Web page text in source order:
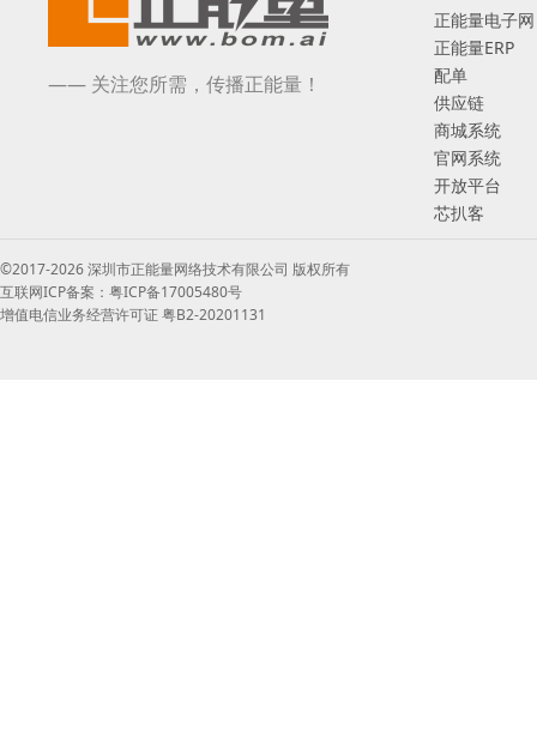
—— 关注您所需，传播正能量！
正能量电子网
正能量ERP
配单
供应链
商城系统
官网系统
开放平台
芯扒客
©2017-2026 深圳市正能量网络技术有限公司 版权所有
互联网ICP备案：粤ICP备17005480号
增值电信业务经营许可证 粤B2-20201131